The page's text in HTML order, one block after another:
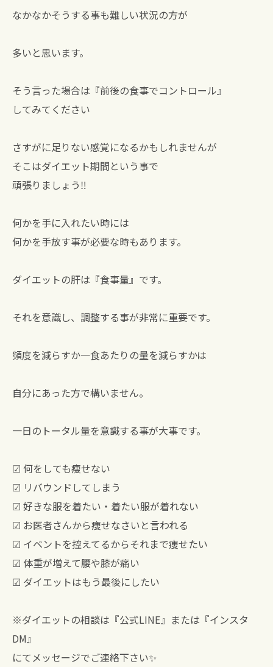
なかなかそうする事も難しい状況の方が
多いと思います。
そう言った場合は『前後の食事でコントロール』
してみてください
さすがに足りない感覚になるかもしれませんが
そこはダイエット期間という事で
頑張りましょう‼︎
何かを手に入れたい時には
何かを手放す事が必要な時もあります。
ダイエットの肝は『食事量』です。
それを意識し、調整する事が非常に重要です。
頻度を減らすか一食あたりの量を減らすかは
自分にあった方で構いません。
一日のトータル量を意識する事が大事です。
☑︎ 何をしても痩せない
☑︎ リバウンドしてしまう
☑︎ 好きな服を着たい・着たい服が着れない
☑︎ お医者さんから痩せなさいと言われる
☑︎ イベントを控えてるからそれまで痩せたい
☑︎ 体重が増えて腰や膝が痛い
☑︎ ダイエットはもう最後にしたい
※ダイエットの相談は『公式LINE』または『インスタ
DM』
にてメッセージでご連絡下さい✨